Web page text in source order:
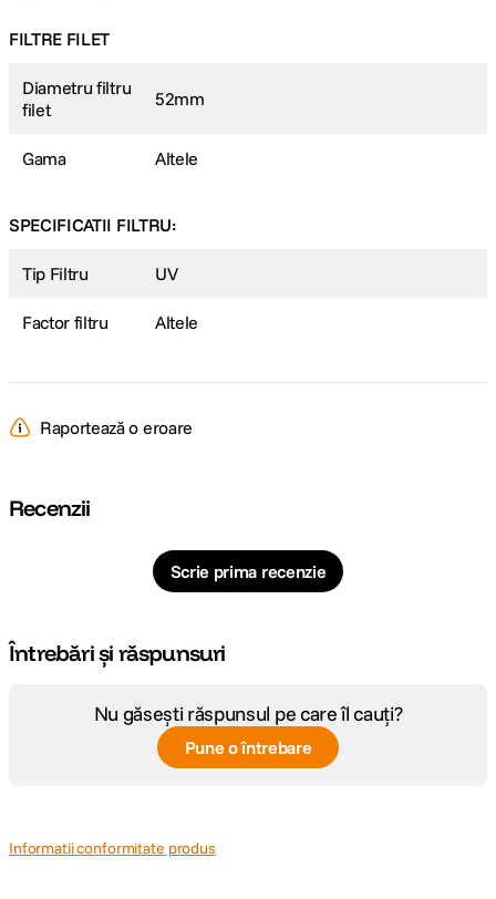
FILTRE FILET
Diametru filtru
filet
52mm
Gama Altele
SPECIFICATII FILTRU:
Tip Filtru UV
Factor filtru Altele
Raportează o eroare
Recenzii
Scrie prima recenzie
Întrebări și răspunsuri
Nu găsești răspunsul pe care îl cauți?
Pune o întrebare
Informatii conformitate produs